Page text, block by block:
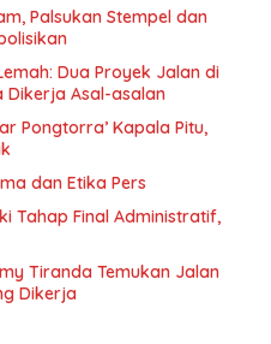
Palsukan Stempel dan
Dua Proyek Jalan di
Dikerja Asal-asalan
Pongtorra’ Kapala Pitu,
dan Etika Pers
Tahap Final Administratif,
Tiranda Temukan Jalan
Dikerja